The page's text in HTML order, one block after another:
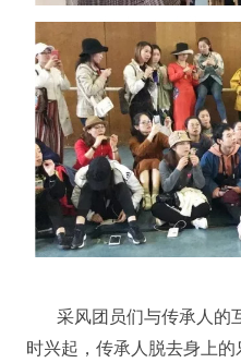
采风团员们与传承人的
时兴起，传承人脱去身上